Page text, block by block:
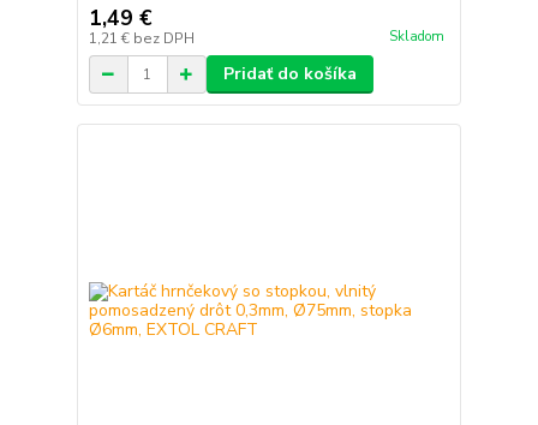
1,49 €
1,21 € bez DPH Skladom
Pridať do košíka